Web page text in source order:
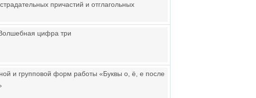
причастий и отглагольных
цифра три
и групповой форм работы «Буквы о, ё, е после